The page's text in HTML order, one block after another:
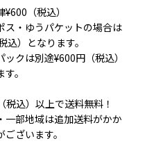
（税込）
ス・ゆうパケットの場合は
込）となります。
クは別途¥600円（税込）
。
税込）以上で送料無料！
一部地域は追加送料がかか
ございます。